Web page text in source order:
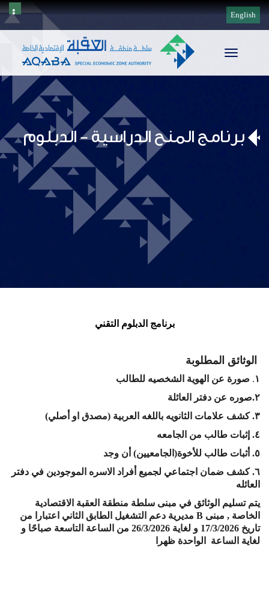
English
Toggle
برنامج المنح الدراسية - الدبلوم
برنامج الدبلوم التقني
الوثائق المطلوبة
١. صورة عن الهوية الشخصيه للطالب
٢.صوره عن دفتر العائلة
٣. كشف علامات الثانويه باللغه العربية (مصدق او أصلي)
٤. إثبات طالب من الجامعه
٥. أثبات طالب للأخوة(الجامعيين) أن وجد
٦. كشف ضمان اجتماعي لجميع أفراد الاسره الموجودين في دفتر
العائله
يتم تسليم الوثائق في مبنى سلطة منطقة العقبة الاقتصادية
الخاصة , مبنى B مديرية دعم التشغيل الطابق الثاني اعتبارا من
تاريخ 17/3/2026 و لغاية 26/3/2026 من الساعة التاسعة صباحًا و
لغاية الساعة الواحدة ظهرا